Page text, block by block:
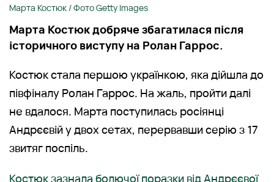
Марта Костюк / Фото Getty Images
Марта Костюк добряче збагатилася після
історичного виступу на Ролан Гаррос.
Костюк стала першою українкою, яка дійшла до
півфіналу Ролан Гаррос. На жаль, пройти далі
не вдалося. Марта поступилась росіянці
Андрєєвій у двох сетах, перервавши серію з 17
звитяг поспіль.
Костюк зазнала болючої поразки від Андрєєвої